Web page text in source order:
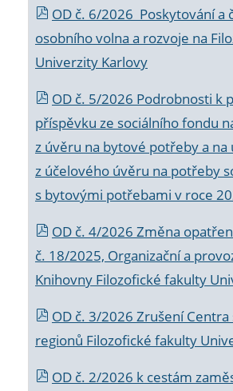
OD č. 6/2026 Poskytování a
osobního volna a rozvoje na
Univerzity Karlovy
OD č. 5/2026 Podrobnosti k
příspěvku ze sociálního fondu
z úvěru na bytové potřeby a na
z účelového úvěru na potřeby
s bytovými potřebami v roce
OD č. 4/2026 Změna
č. 18/2025, Organizační a
Knihovny Filozofické fakulty
OD č. 3/2026 Zrušení
regionů Filozofické fakulty
OD č. 2/2026 k cestám